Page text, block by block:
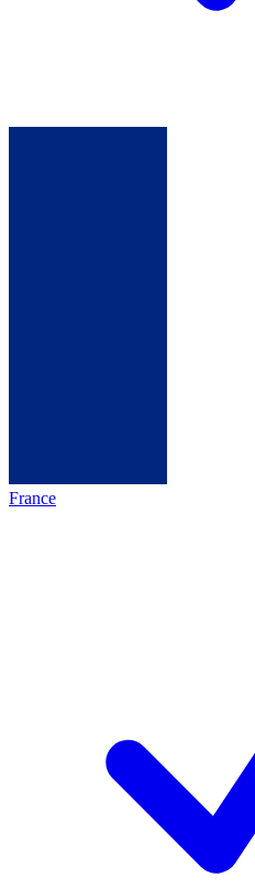
France